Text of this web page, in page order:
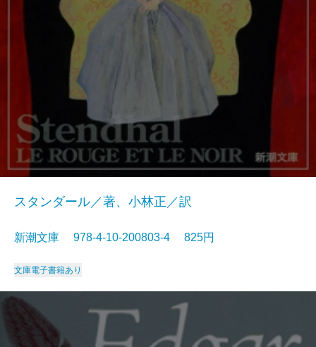
スタンダール／著、小林正／訳
新潮文庫 978-4-10-200803-4 825円
文庫電子書籍あり